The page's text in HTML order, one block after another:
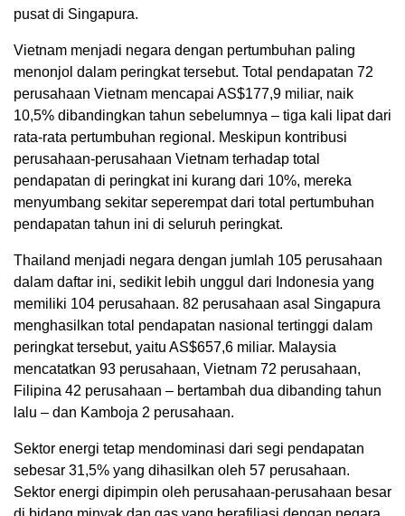
pusat di Singapura.
Vietnam menjadi negara dengan pertumbuhan paling
menonjol dalam peringkat tersebut. Total pendapatan 72
perusahaan Vietnam mencapai AS$177,9 miliar, naik
10,5% dibandingkan tahun sebelumnya – tiga kali lipat dari
rata-rata pertumbuhan regional. Meskipun kontribusi
perusahaan-perusahaan Vietnam terhadap total
pendapatan di peringkat ini kurang dari 10%, mereka
menyumbang sekitar seperempat dari total pertumbuhan
pendapatan tahun ini di seluruh peringkat.
Thailand menjadi negara dengan jumlah 105 perusahaan
dalam daftar ini, sedikit lebih unggul dari Indonesia yang
memiliki 104 perusahaan. 82 perusahaan asal Singapura
menghasilkan total pendapatan nasional tertinggi dalam
peringkat tersebut, yaitu AS$657,6 miliar. Malaysia
mencatatkan 93 perusahaan, Vietnam 72 perusahaan,
Filipina 42 perusahaan – bertambah dua dibanding tahun
lalu – dan Kamboja 2 perusahaan.
Sektor energi tetap mendominasi dari segi pendapatan
sebesar 31,5% yang dihasilkan oleh 57 perusahaan.
Sektor energi dipimpin oleh perusahaan-perusahaan besar